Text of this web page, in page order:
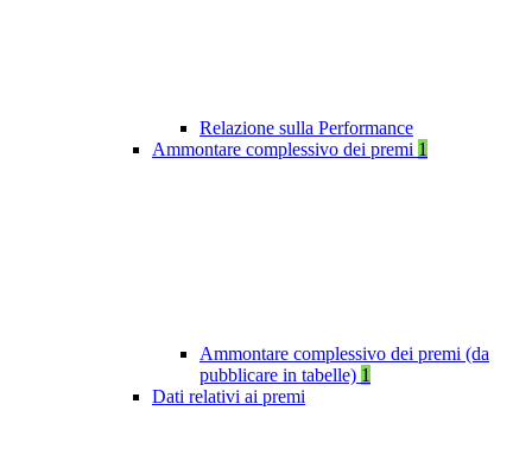
Relazione sulla Performance
Ammontare complessivo dei premi 1
Ammontare complessivo dei premi (da
pubblicare in tabelle) 1
Dati relativi ai premi